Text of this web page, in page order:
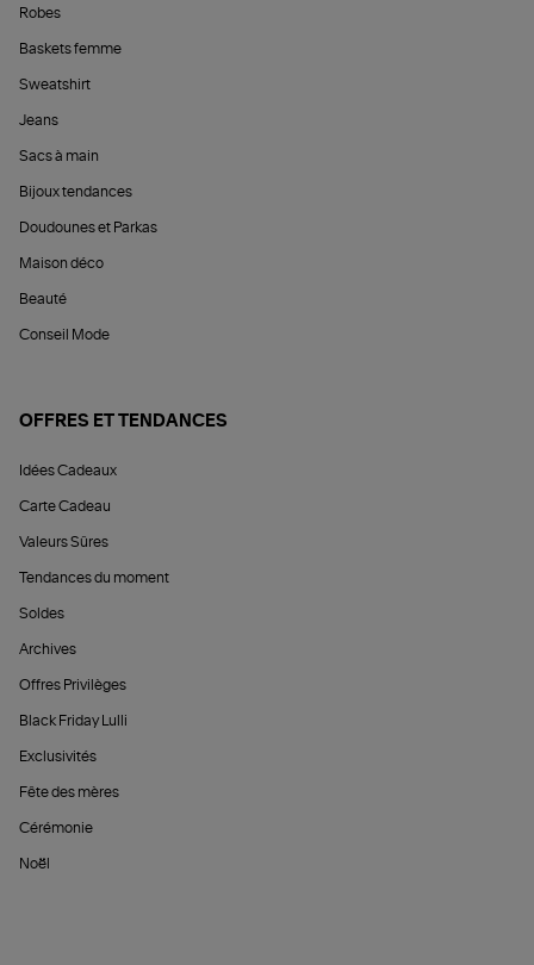
Robes
Baskets femme
Sweatshirt
Jeans
Sacs à main
Bijoux tendances
Doudounes et Parkas
Maison déco
Beauté
Conseil Mode
OFFRES ET TENDANCES
Idées Cadeaux
Carte Cadeau
Valeurs Sûres
Tendances du moment
Soldes
Archives
Offres Privilèges
Black Friday Lulli
Exclusivités
Fête des mères
Cérémonie
Noël